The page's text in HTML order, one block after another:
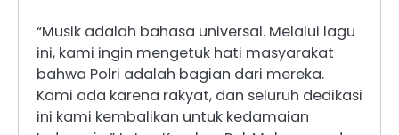
“Musik adalah bahasa universal. Melalui lagu
ini, kami ingin mengetuk hati masyarakat
bahwa Polri adalah bagian dari mereka.
Kami ada karena rakyat, dan seluruh dedikasi
ini kami kembalikan untuk kedamaian